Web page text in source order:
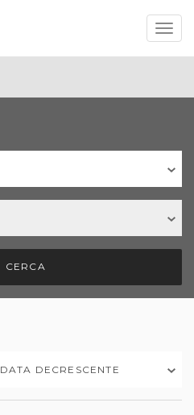
CERCA
DATA DECRESCENTE